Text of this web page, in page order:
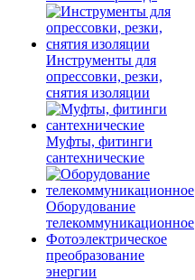
Инструменты для
опрессовки, резки,
снятия изоляции
Муфты, фитинги
сантехнические
Оборудование
телекоммуникационное
Фотоэлектрическое
преобразование
энергии